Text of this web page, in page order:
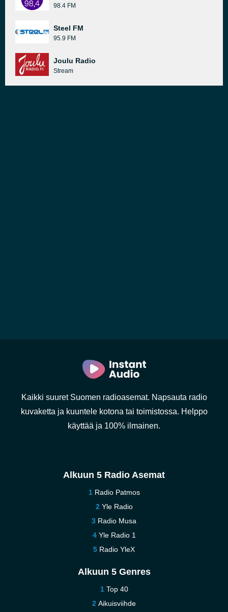
98.4 FM
Steel FM
95.9 FM
Joulu Radio
Stream
Kaikki suuret Suomen radioasemat. Napsauta radio
kuvaketta ja kuuntele kotona tai toimistossa. Helppo
käyttää ja 100% ilmainen.
Alkuun 5 Radio Asemat
Radio Patmos
Yle Radio
Radio Musa
Yle Radio 1
Radio YleX
Alkuun 5 Genres
Top 40
Aikuisviihde